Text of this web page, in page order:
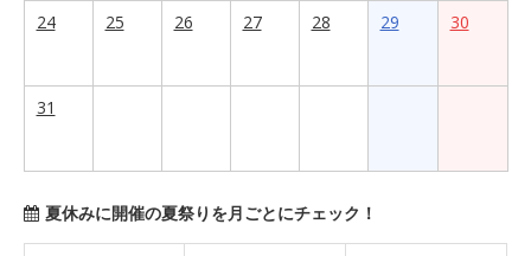
24 25 26 27 28 29 30
31
夏休みに開催の夏祭りを月ごとにチェック！